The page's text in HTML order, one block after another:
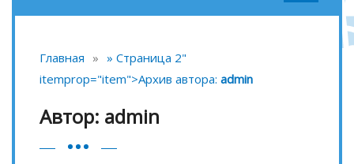
Главная » » Страница 2"
itemprop="item">Архив автора: admin
Автор: admin